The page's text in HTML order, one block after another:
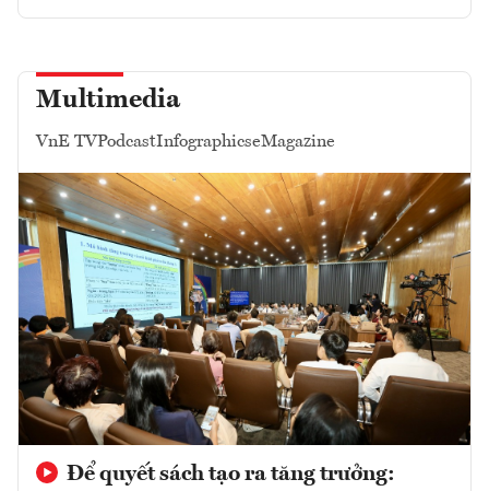
Multimedia
VnE TVPodcastInfographicseMagazine
Để quyết sách tạo ra tăng trưởng: